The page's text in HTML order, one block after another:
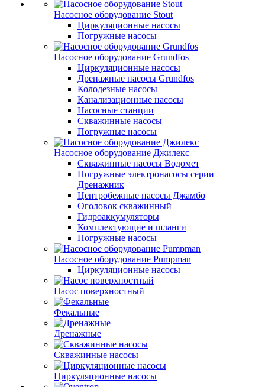
Насосное оборудование Stout
Циркуляционные насосы
Погружные насосы
Насосное оборудование Grundfos
Циркуляционные насосы
Дренажные насосы Grundfos
Колодезные насосы
Канализационные насосы
Насосные станции
Скважинные насосы
Погружные насосы
Насосное оборудование Джилекс
Скважинные насосы Водомет
Погружные электронасосы серии
Дренажник
Центробежные насосы Джамбо
Оголовок скважинный
Гидроаккумуляторы
Комплектующие и шланги
Погружные насосы
Насосное оборудование Pumpman
Циркуляционные насосы
Насос поверхностный
Фекальные
Дренажные
Скважинные насосы
Циркуляционные насосы